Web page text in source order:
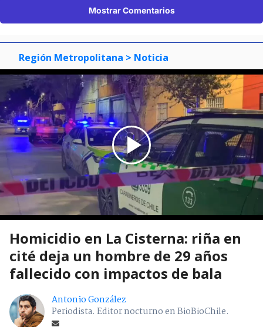
Mostrar Comentarios
Región Metropolitana > Noticia
Homicidio en La Cisterna: riña en
cité deja un hombre de 29 años
fallecido con impactos de bala
Antonio González
Periodista. Editor nocturno en BioBioChile.